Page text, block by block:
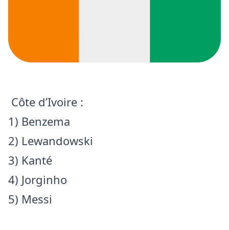
Côte d’Ivoire :
1) Benzema
2) Lewandowski
3) Kanté
4) Jorginho
5) Messi